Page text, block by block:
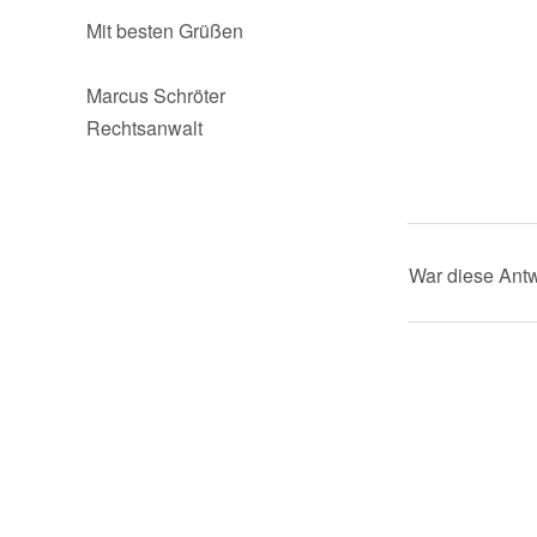
Mit besten Grüßen
Marcus Schröter
Rechtsanwalt
War diese